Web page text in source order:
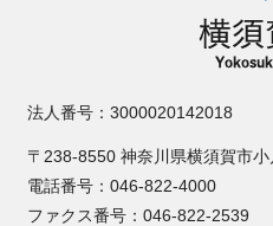
法人番号：3000020142018
〒238-8550 神奈川県横須賀市小
電話番号：046-822-4000
ファクス番号：046-822-2539